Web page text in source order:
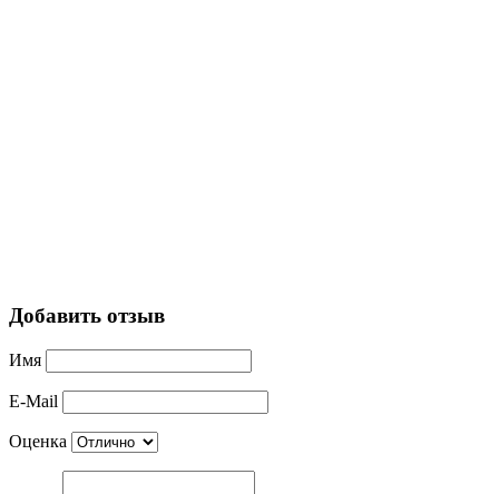
Добавить отзыв
Имя
E-Mail
Оценка